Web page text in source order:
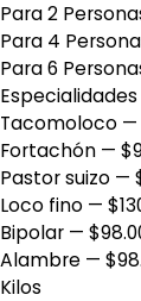
Para 2
Para 4
Para 6
Especialidades
Tacomoloco —
Fortachón —
Pastor suizo —
Loco fino —
Bipolar —
Alambre —
Kilos